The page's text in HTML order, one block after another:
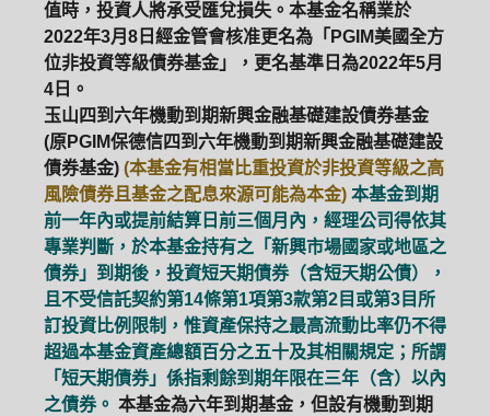
值時，投資人將承受匯兌損失。本基金名稱業於
2022年3月8日經金管會核准更名為「PGIM美國全方
位非投資等級債券基金」，更名基準日為2022年5月
4日。
玉山四到六年機動到期新興金融基礎建設債券基金
(原PGIM保德信四到六年機動到期新興金融基礎建設
債券基金) (本基金有相當比重投資於非投資等級之高
風險債券且基金之配息來源可能為本金) 本基金到期
前一年內或提前結算日前三個月內，經理公司得依其
專業判斷，於本基金持有之「新興市場國家或地區之
債券」到期後，投資短天期債券（含短天期公債），
且不受信託契約第14條第1項第3款第2目或第3目所
訂投資比例限制，惟資產保持之最高流動比率仍不得
超過本基金資產總額百分之五十及其相關規定；所謂
「短天期債券」係指剩餘到期年限在三年（含）以內
之債券。 本基金為六年到期基金，但設有機動到期